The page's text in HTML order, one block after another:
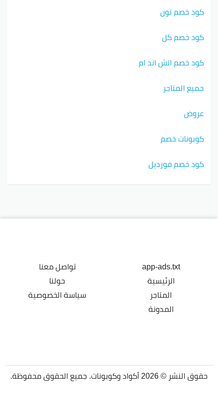
كود خصم نون
كود خصم كل
كود خصم اتش اند ام
جميع المتاجر
عروض
كوبونات خصم
كود خصم فورديل
app-ads.txt
الرئيسية
المتاجر
المدونة
تواصل معنا
حولنا
سياسة الخصوصية
حقوق النشر © 2026 أكواد وكوبونات. جميع الحقوق محفوظة.